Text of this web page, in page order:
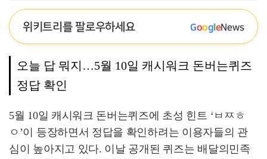
위키트리를 팔로우하세요 GoogleNews
오늘 답 뭐지…5월 10일 캐시워크 돈버는퀴즈
정답 확인
5월 10일 캐시워크 돈버는퀴즈에 초성 힌트 ‘ㅂㅉㅎ
ㅇ’이 등장하면서 정답을 확인하려는 이용자들의 관
심이 높아지고 있다. 이날 공개된 퀴즈는 배달의민족